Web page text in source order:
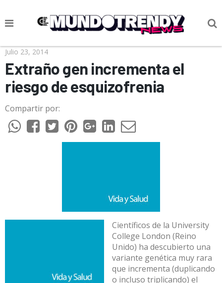
NOTICIAS
CULTURA POP
CIENCIA Y TECNOLOGÍA
VIDA
SOCIEDAD
Julio 23, 2014
Extraño gen incrementa el
riesgo de esquizofrenia
Compartir por:
Científicos de la University
College London (Reino
Unido) ha descubierto una
variante genética muy rara
que incrementa (duplicando
o incluso triplicando) el